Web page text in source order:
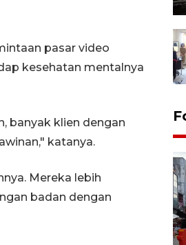
pasar video
kesehatan mentalnya
banyak klien dengan
katanya.
Mereka lebih
badan dengan